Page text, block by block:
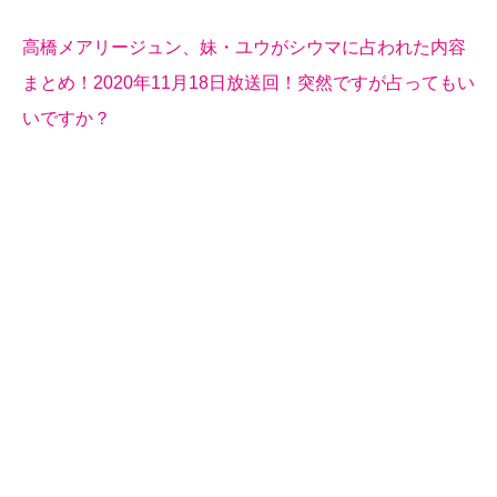
高橋メアリージュン、妹・ユウがシウマに占われた内容
まとめ！2020年11月18日放送回！突然ですが占ってもい
いですか？